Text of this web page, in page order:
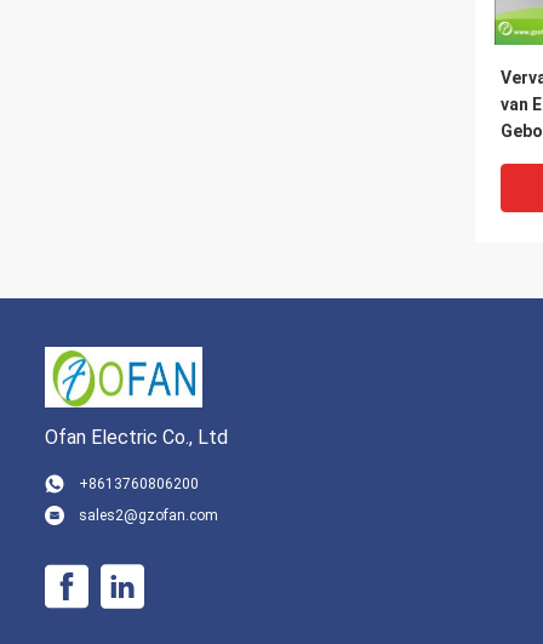
van
Ofan Electric Co., Ltd
+8613760806200
sales2@gzofan.com